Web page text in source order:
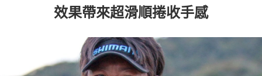
效果帶來超滑順捲收手感